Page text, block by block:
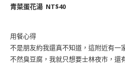
青菜蛋花湯 NT$40
用餐心得
不是朋友約我還真不知道，這附近有一
不然臭豆腐，我就只想要士林夜市，還